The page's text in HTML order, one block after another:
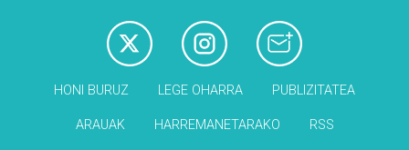
HONI BURUZ LEGE OHARRA PUBLIZITATEA
ARAUAK HARREMANETARAKO RSS